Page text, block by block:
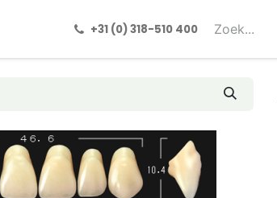
Formulieren
+31 (0) 318-510 400​​